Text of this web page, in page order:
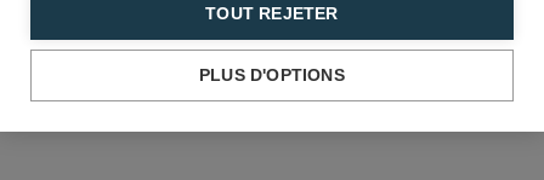
TOUT REJETER
PLUS D'OPTIONS